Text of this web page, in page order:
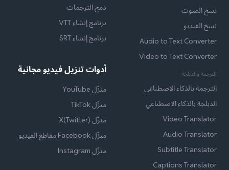
نسخ الصوت
نسخ الفيديو
Audio to Text Converter
Video to Text Converter
الترجمة والدبلجة
الترجمة بالذكاء الاصطناعي
الدبلجة بالذكاء الاصطناعي
Video Translator
Audio Translator
Subtitle Translator
Captions Translator
دمج الترجمات
برنامج إنشاء VTT
برنامج إنشاء SRT
أدوات تنزيل فيديو مجانية
منزّل YouTube
منزّل TikTok
منزّل X(Twitter)
منزّل Facebook مقاطع الفيديو
منزّل Instagram